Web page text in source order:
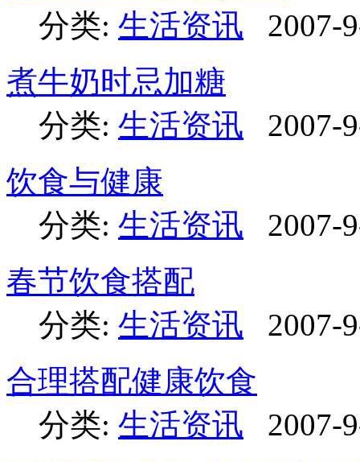
分类: 生活资讯
2007-
煮牛奶时忌加糖
分类: 生活资讯
2007-
饮食与健康
分类: 生活资讯
2007-
春节饮食搭配
分类: 生活资讯
2007-
合理搭配健康饮食
分类: 生活资讯
2007-